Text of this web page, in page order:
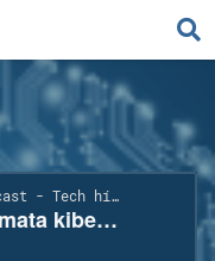
KERESÉS